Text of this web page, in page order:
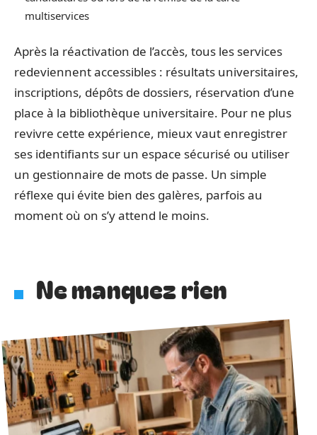
multiservices
Après la réactivation de l’accès, tous les services
redeviennent accessibles : résultats universitaires,
inscriptions, dépôts de dossiers, réservation d’une
place à la bibliothèque universitaire. Pour ne plus
revivre cette expérience, mieux vaut enregistrer
ses identifiants sur un espace sécurisé ou utiliser
un gestionnaire de mots de passe. Un simple
réflexe qui évite bien des galères, parfois au
moment où on s’y attend le moins.
Ne manquez rien